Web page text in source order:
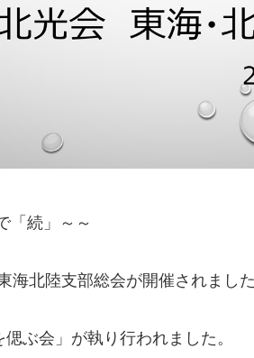
「続」～～
海北陸支部総会が開催されました
ぶ会」が執り行われました。